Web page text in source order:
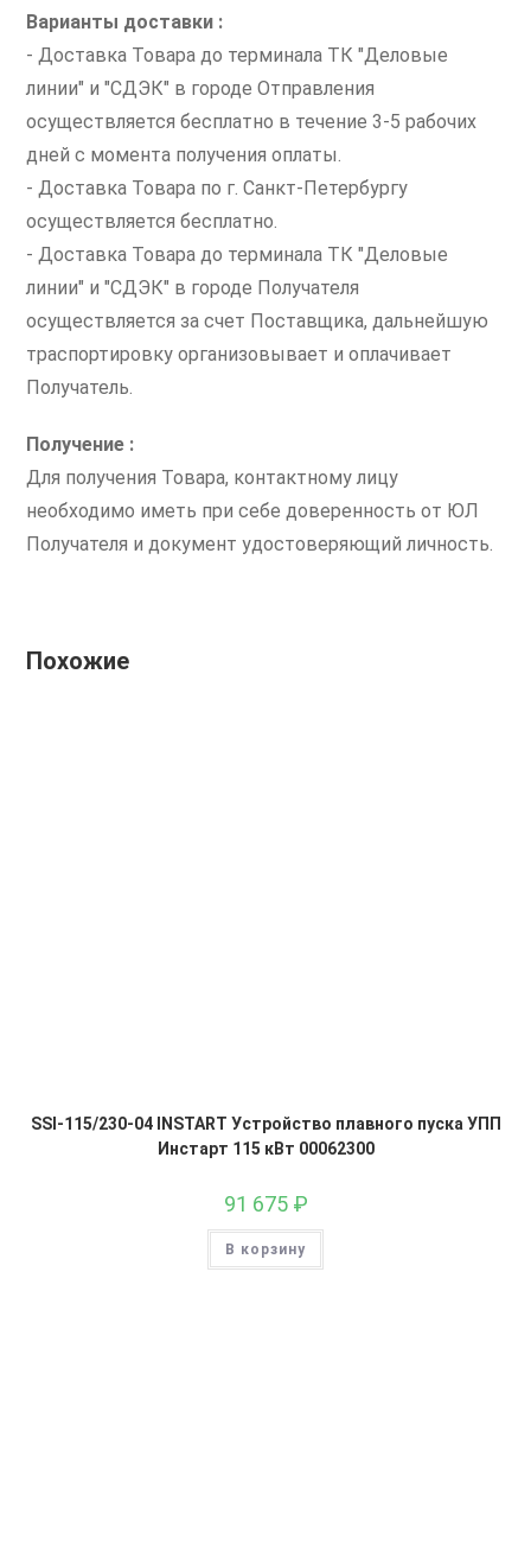
Варианты доставки :
- Доставка Товара до терминала ТК "Деловые
линии" и "СДЭК" в городе Отправления
осуществляется бесплатно в течение 3-5 рабочих
дней с момента получения оплаты.
- Доставка Товара по г. Санкт-Петербургу
осуществляется бесплатно.
- Доставка Товара до терминала ТК "Деловые
линии" и "СДЭК" в городе Получателя
осуществляется за счет Поставщика, дальнейшую
траспортировку организовывает и оплачивает
Получатель.
Получение :
Для получения Товара, контактному лицу
необходимо иметь при себе доверенность от ЮЛ
Получателя и документ удостоверяющий личность.
Похожие
SSI-115/230-04 INSTART Устройство плавного пуска УПП
Инстарт 115 кВт 00062300
91 675 ₽
В корзину